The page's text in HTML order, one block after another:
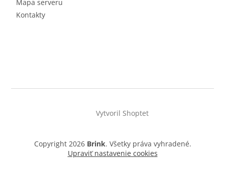
Mapa serveru
Kontakty
Vytvoril Shoptet
Copyright 2026 Brink. Všetky práva vyhradené.
Upraviť nastavenie cookies